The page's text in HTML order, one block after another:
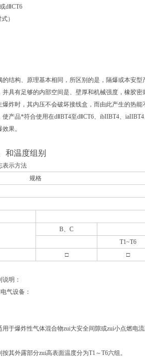
或d CT6
）
结构、原理基本相同，所区别的是，隔爆或本安
具有足够的内部空间是、壁厚和机械强度，橡胶
炸时，其内压不会破坏接线盒，而由此产生的热能
使产品*符合使用在d BT4至d CT6、ibIIBT4、
果。
和温度组别
表示方法
规格
B、C
T1~T6
□ □
明：
气设备：
于爆炸性气体混合物zui大安全间隙或zui小点燃电流
其外露部分zui高表面温度分为T1 ～T6六组。